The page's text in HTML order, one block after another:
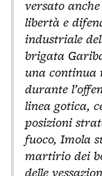
versato
libertà e
industriale
brigata
una continua
durante
linea gotica,
posizioni
fuoco, Imola
martirio dei
delle